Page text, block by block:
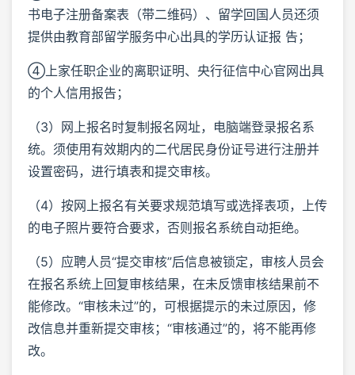
书电子注册备案表（带二维码）、留学回国人员还须
提供由教育部留学服务中心出具的学历认证报 告；
④上家任职企业的离职证明、央行征信中心官网出具
的个人信用报告；
（3）网上报名时复制报名网址，电脑端登录报名系
统。须使用有效期内的二代居民身份证号进行注册并
设置密码，进行填表和提交审核。
（4）按网上报名有关要求规范填写或选择表项，上传
的电子照片要符合要求，否则报名系统自动拒绝。
（5）应聘人员“提交审核”后信息被锁定，审核人员会
在报名系统上回复审核结果，在未反馈审核结果前不
能修改。“审核未过”的，可根据提示的未过原因，修
改信息并重新提交审核；“审核通过”的，将不能再修
改。